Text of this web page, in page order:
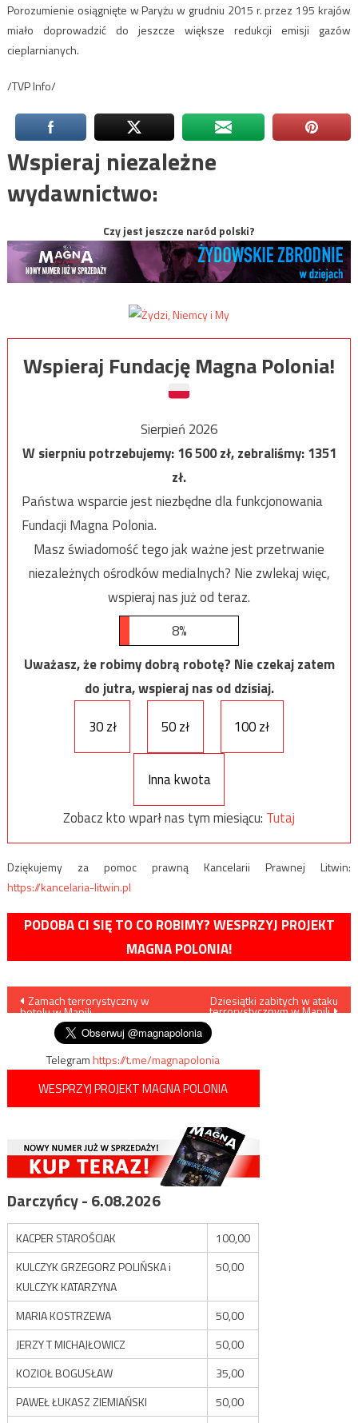
Porozumienie osiągnięte w Paryżu w grudniu 2015 r. przez 195 krajów
miało doprowadzić do jeszcze większe redukcji emisji gazów
cieplarnianych.
/TVP Info/
Wspieraj niezależne
wydawnictwo:
Czy jest jeszcze naród polski?
Wspieraj Fundację Magna Polonia!
Sierpień 2026
W sierpniu potrzebujemy:16 500zł, zebraliśmy:1351
zł.
Państwa wsparcie jest niezbędne dla funkcjonowania
Fundacji Magna Polonia.
Masz świadomość tego jak ważne jest przetrwanie
niezależnych ośrodków medialnych? Nie zwlekaj więc,
wspieraj nas już od teraz.
8%
Uważasz, że robimy dobrą robotę? Nie czekaj zatem
do jutra, wspieraj nas od dzisiaj.
30 zł
50 zł 100 zł
Inna kwota
Zobacz kto wparł nas tym miesiącu: Tutaj
Dziękujemy za pomoc prawną Kancelarii Prawnej Litwin:
https://kancelaria-litwin.pl
PODOBA CI SIĘ TO CO ROBIMY? WESPRZYJ PROJEKT
MAGNA POLONIA!
Nawigacja
wpisu
Zamach terrorystyczny w
hotelu w Manili
Dziesiątki zabitych w ataku
terrorystycznym w Manili
Telegramhttps://t.me/magnapolonia
WESPRZYJ PROJEKT MAGNA POLONIA
Darczyńcy - 6.08.2026
KACPER STAROŚCIAK
100,00
KULCZYK GRZEGORZ POLIŃSKA i
KULCZYK KATARZYNA
50,00
MARIA KOSTRZEWA
50,00
JERZY T MICHAJŁOWICZ
50,00
KOZIOŁ BOGUSŁAW
35,00
PAWEŁ ŁUKASZ ZIEMIAŃSKI
50,00